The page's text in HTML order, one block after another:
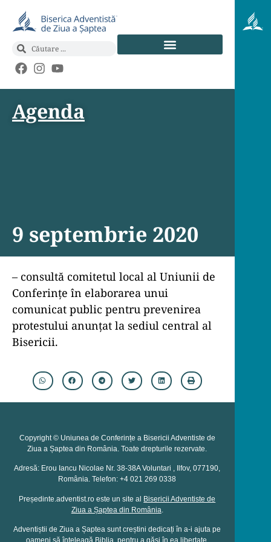
Agenda
9 septembrie 2020
– consultă comitetul local al Uniunii de
Conferințe în elaborarea unui
comunicat public pentru prevenirea
protestului anunțat la sediul central al
Bisericii.
Copyright © Uniunea de Conferințe a Bisericii Adventiste de
Ziua a Șaptea din România. Toate drepturile rezervate.
Adresă: Erou Iancu Nicolae Nr. 38-38A Voluntari , Ilfov, 077190,
România. Telefon: +4 021 269 0338
Președinte.adventist.ro este un site al Bisericii Adventiste de
Ziua a Șaptea din România.
Adventiștii de Ziua a Șaptea sunt creștini dedicați în a-i ajuta pe